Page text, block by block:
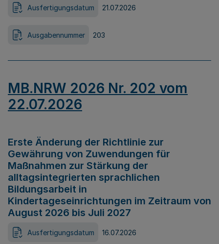
Ausfertigungsdatum 21.07.2026
Ausgabennummer 203
MB.NRW 2026 Nr. 202 vom
22.07.2026
Erste Änderung der Richtlinie zur
Gewährung von Zuwendungen für
Maßnahmen zur Stärkung der
alltagsintegrierten sprachlichen
Bildungsarbeit in
Kindertageseinrichtungen im Zeitraum von
August 2026 bis Juli 2027
Ausfertigungsdatum 16.07.2026